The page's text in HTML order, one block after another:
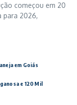
começou em 20
para 2026,
em Goiás
e 120 Mil